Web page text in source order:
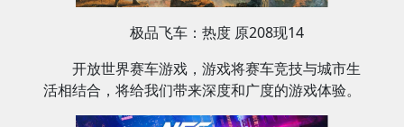
极品飞车：热度 原208现14
开放世界赛车游戏，游戏将赛车竞技与城市生
活相结合，将给我们带来深度和广度的游戏体验‌。